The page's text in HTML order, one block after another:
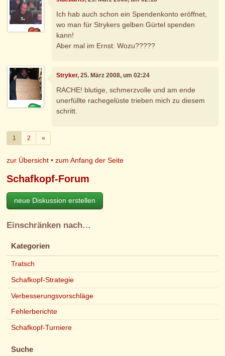
Ich hab auch schon ein Spendenkonto eröffnet,
wo man für Strykers gelben Gürtel spenden
kann!
Aber mal im Ernst: Wozu?????
Stryker, 25. März 2008, um 02:24
RACHE! blutige, schmerzvolle und am ende
unerfüllte rachegelüste trieben mich zu diesem
schritt.
1 2 »Weiter
zur Übersicht •zum Anfang der Seite
Schafkopf-Forum
neue Diskussion erstellen
Einschränken nach…
Kategorien
Tratsch
Schafkopf-Strategie
Verbesserungsvorschläge
Fehlerberichte
Schafkopf-Turniere
Suche